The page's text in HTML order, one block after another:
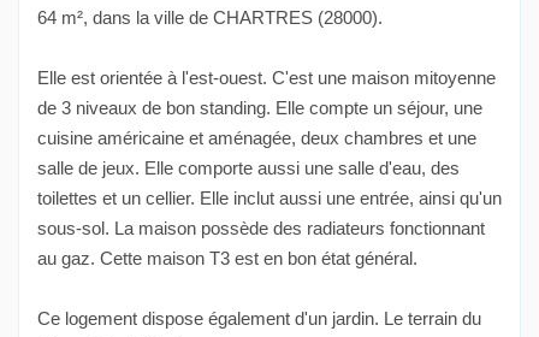
64 m², dans la ville de CHARTRES (28000).
Elle est orientée à l'est-ouest. C'est une maison mitoyenne
de 3 niveaux de bon standing. Elle compte un séjour, une
cuisine américaine et aménagée, deux chambres et une
salle de jeux. Elle comporte aussi une salle d'eau, des
toilettes et un cellier. Elle inclut aussi une entrée, ainsi qu'un
sous-sol. La maison possède des radiateurs fonctionnant
au gaz. Cette maison T3 est en bon état général.
Ce logement dispose également d'un jardin. Le terrain du